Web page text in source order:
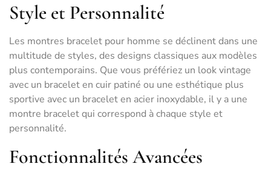
Style et Personnalité
Les montres bracelet pour homme se déclinent dans une
multitude de styles, des designs classiques aux modèles
plus contemporains. Que vous préfériez un look vintage
avec un bracelet en cuir patiné ou une esthétique plus
sportive avec un bracelet en acier inoxydable, il y a une
montre bracelet qui correspond à chaque style et
personnalité.
Fonctionnalités Avancées